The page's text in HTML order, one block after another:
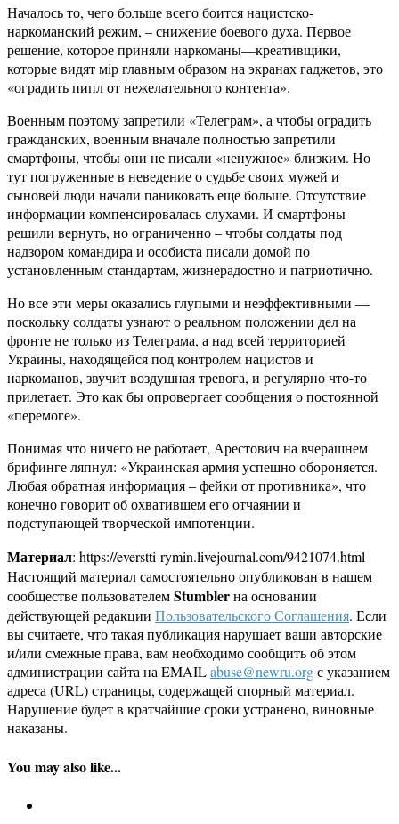
Началось то, чего больше всего боится нацистско-
наркоманский режим, – снижение боевого духа. Первое
решение, которое приняли наркоманы—креативщики,
которые видят мiр главным образом на экранах гаджетов, это
«оградить пипл от нежелательного контента».
Военным поэтому запретили «Телеграм», а чтобы оградить
гражданских, военным вначале полностью запретили
смартфоны, чтобы они не писали «ненужное» близким. Но
тут погруженные в неведение о судьбе своих мужей и
сыновей люди начали паниковать еще больше. Отсутствие
информации компенсировалась слухами. И смартфоны
решили вернуть, но ограниченно – чтобы солдаты под
надзором командира и особиста писали домой по
установленным стандартам, жизнерадостно и патриотично.
Но все эти меры оказались глупыми и неэффективными —
поскольку солдаты узнают о реальном положении дел на
фронте не только из Телеграма, а над всей территорией
Украины, находящейся под контролем нацистов и
наркоманов, звучит воздушная тревога, и регулярно что-то
прилетает. Это как бы опровергает сообщения о постоянной
«перемоге».
Понимая что ничего не работает, Арестович на вчерашнем
брифинге ляпнул: «Украинская армия успешно обороняется.
Любая обратная информация – фейки от противника», что
конечно говорит об охватившем его отчаянии и
подступающей творческой импотенции.
Материал: https://everstti-rymin.livejournal.com/9421074.html
Настоящий материал самостоятельно опубликован в нашем
сообществе пользователемStumblerна основании
действующей редакции Пользовательского Соглашения. Если
вы считаете, что такая публикация нарушает ваши авторские
и/или смежные права, вам необходимо сообщить об этом
администрации сайта на EMAILabuse@newru.orgс указанием
адреса (URL) страницы, содержащей спорный материал.
Нарушение будет в кратчайшие сроки устранено, виновные
наказаны.
You may also like...